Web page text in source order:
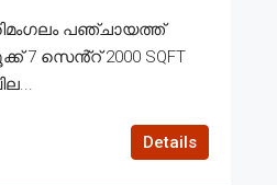
പഞ്ചായത്ത്
7 സെൻ്റ് 2000 SQFT
Details